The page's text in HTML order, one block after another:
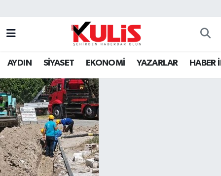
AYDIN SİYASET EKONOMİ YAZARLAR HABER